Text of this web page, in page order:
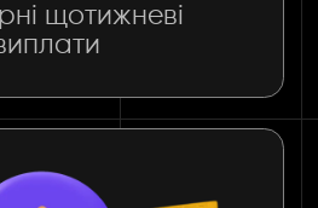
щотижневі